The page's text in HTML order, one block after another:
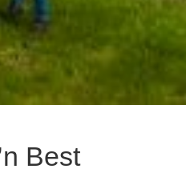
Best